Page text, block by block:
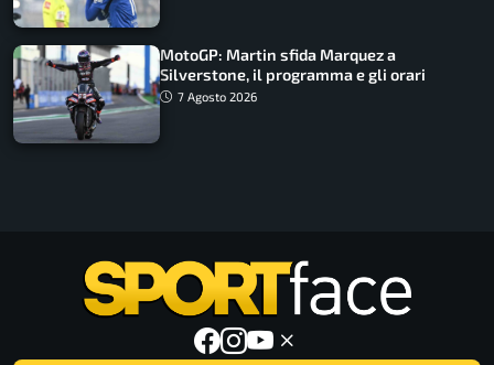
MotoGP: Martin sfida Marquez a
Silverstone, il programma e gli orari
7 Agosto 2026